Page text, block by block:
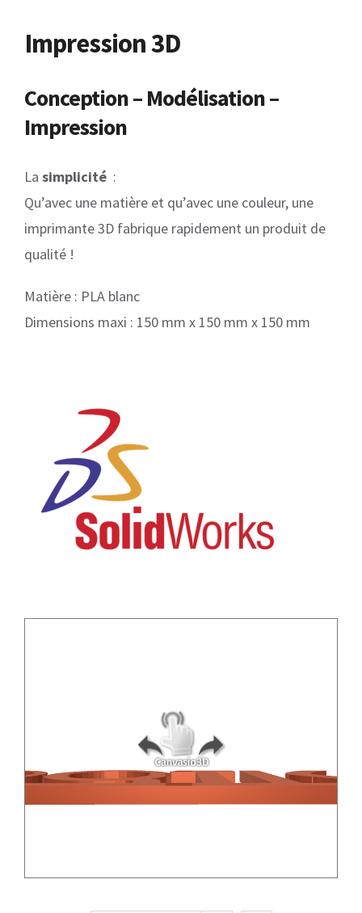
Impression 3D
Conception – Modélisation –
Impression
La simplicité :
Qu’avec une matière et qu’avec une couleur, une
imprimante 3D fabrique rapidement un produit de
qualité !
Matière : PLA blanc
Dimensions maxi : 150 mm x 150 mm x 150 mm